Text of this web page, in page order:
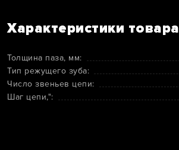
Характеристики товара
Толщина паза, мм:
Тип режущего зуба:
Число звеньев цепи:
Шаг цепи,":